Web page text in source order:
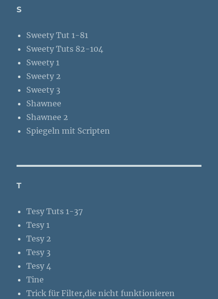
S
Sweety Tut 1-81
Sweety Tuts 82-104
Sweety 1
Sweety 2
Sweety 3
Shawnee
Shawnee 2
Spiegeln mit Scripten
T
Tesy Tuts 1-37
Tesy 1
Tesy 2
Tesy 3
Tesy 4
Tine
Trick für Filter,die nicht funktionieren